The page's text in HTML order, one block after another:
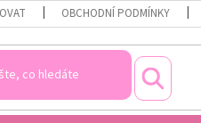
OBCHODNÍ PODMÍNKY